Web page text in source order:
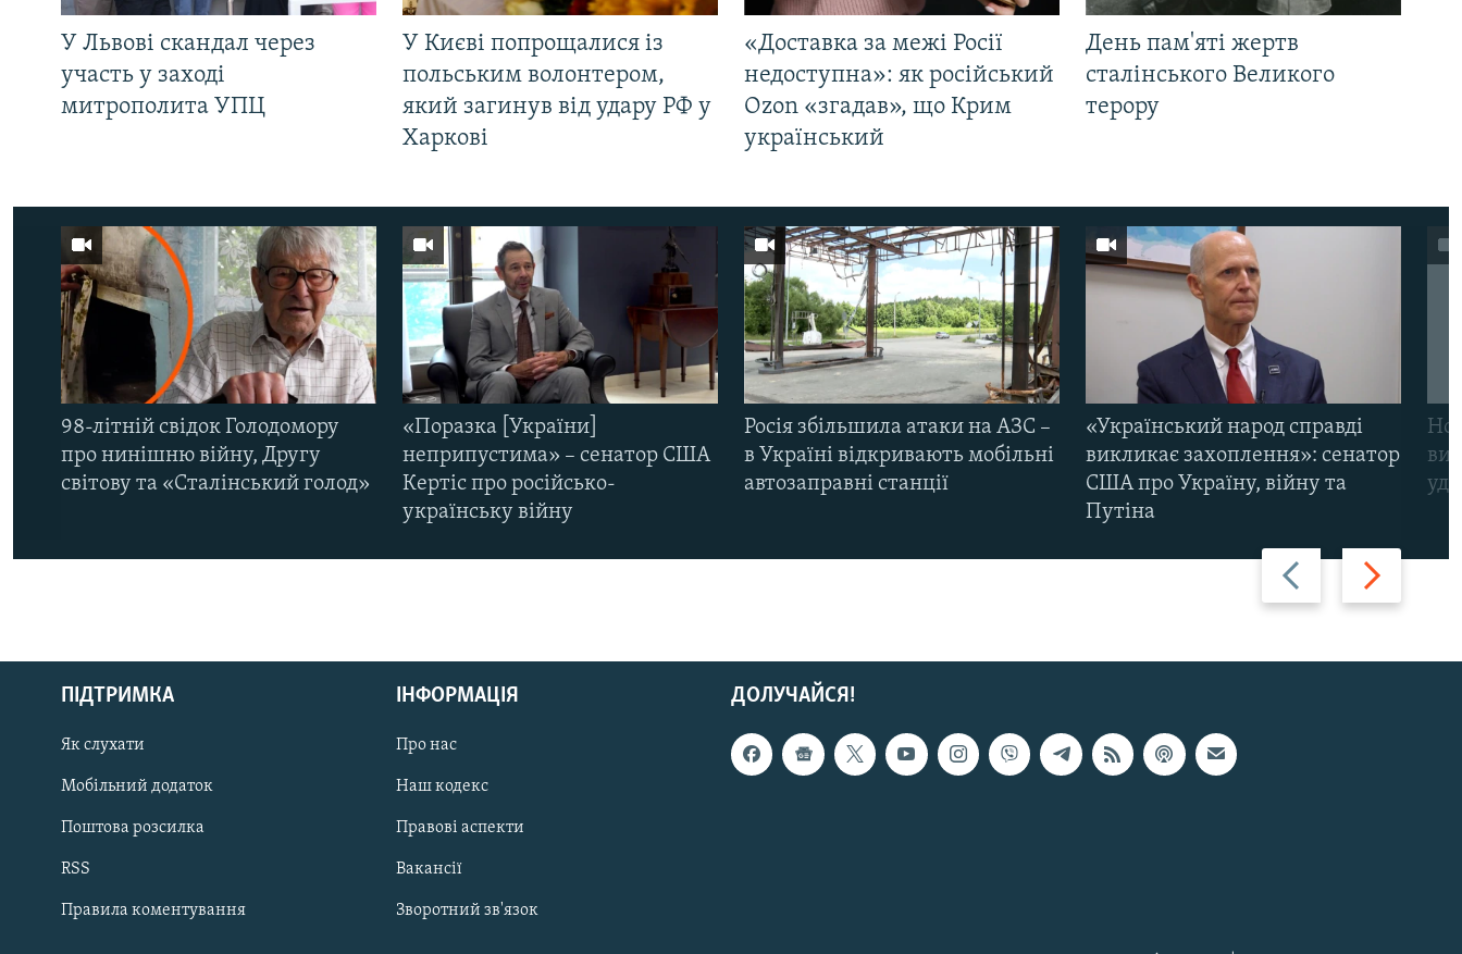
РУС
ДОЛУЧАЙСЯ!
У Львові скандал через
участь у заході
митрополита УПЦ
У Києві попрощалися із
польським волонтером,
який загинув від удару РФ у
Харкові
«Доставка за межі Росії
недоступна»: як російський
Ozon «згадав», що Крим
український
День пам'яті жертв
сталінського Великого
терору
Назад Вперед
98-літній свідок Голодомору
про нинішню війну, Другу
світову та «Сталінський голод»
«Поразка [України]
неприпустима» – сенатор США
Кертіс про російсько-
українську війну
Росія збільшила атаки на АЗС –
в Україні відкривають мобільні
автозаправні станції
«Український народ справді
викликає захоплення»: сенатор
США про Україну, війну та
Путіна
ДОЛУЧАЙСЯ!
ПІДТРИМКА
Як слухати
Мобільний додаток
Поштова розсилка
RSS
Правила коментування
ІНФОРМАЦІЯ
Про нас
Наш кодекс
Правові аспекти
Вакансії
Зворотний зв'язок